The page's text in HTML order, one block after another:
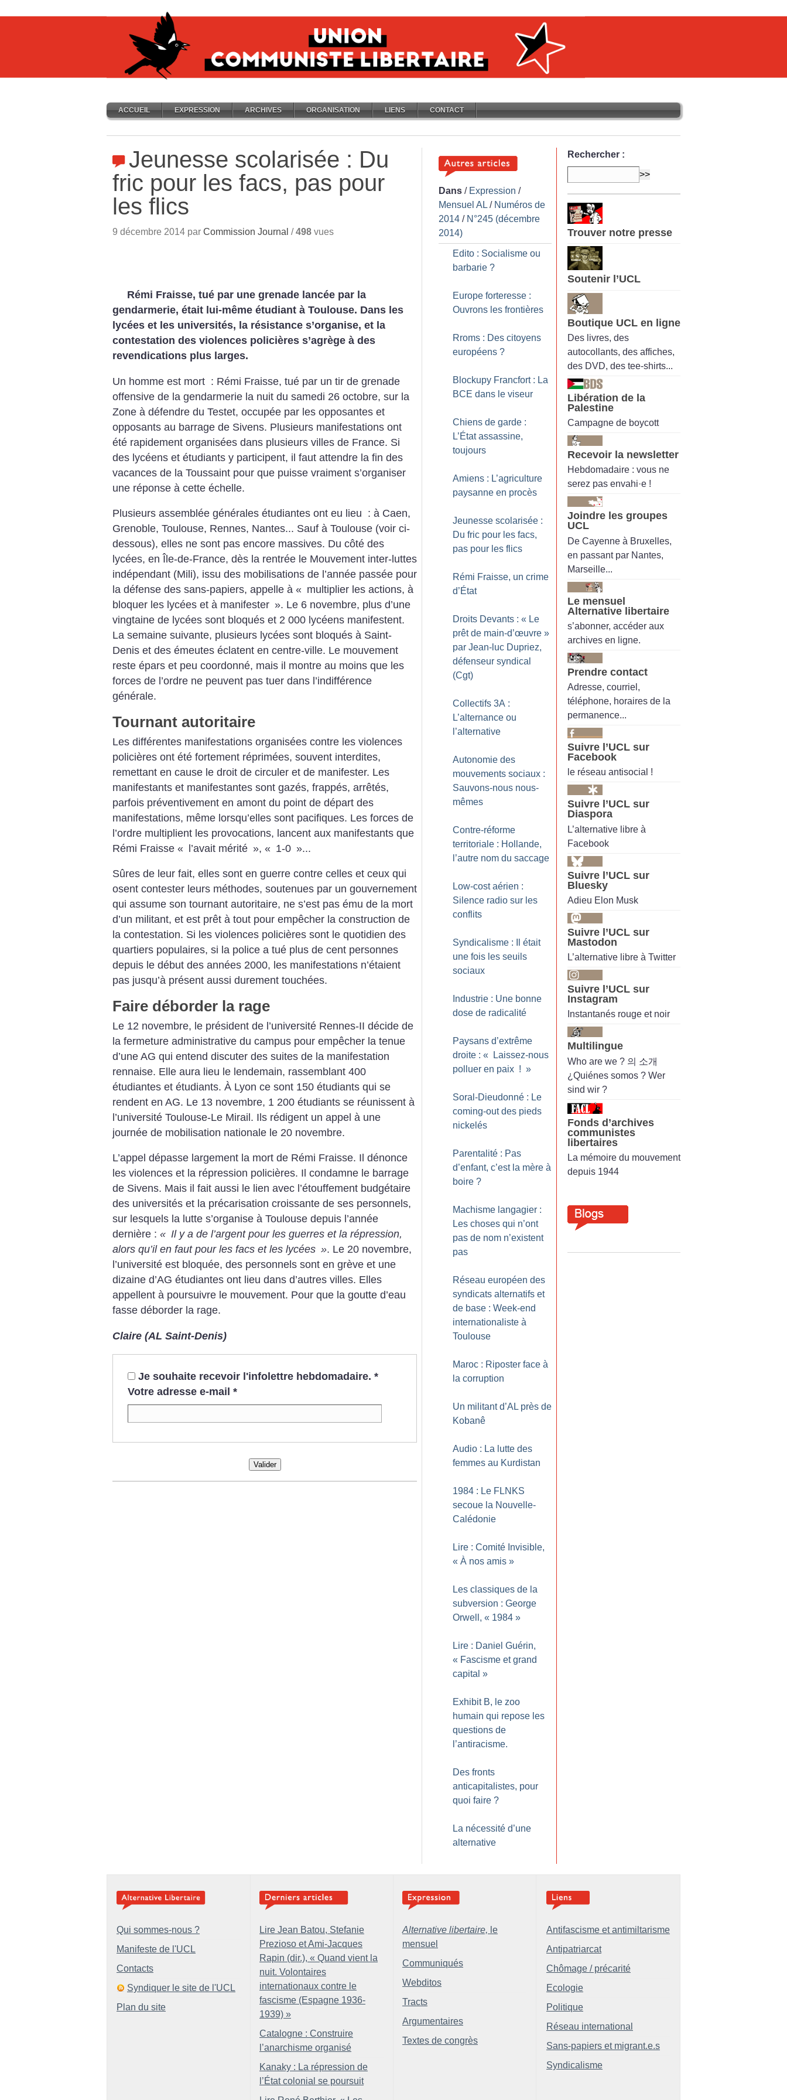
ACCUEIL EXPRESSION ARCHIVES ORGANISATION LIENS CONTACT
Jeunesse scolarisée : Du
fric pour les facs, pas pour
les flics
9 décembre 2014 par Commission Journal /498 vues
Rémi Fraisse, tué par une grenade lancée par la
gendarmerie, était lui-même étudiant à Toulouse. Dans les
lycées et les universités, la résistance s’organise, et la
contestation des violences policières s’agrège à des
revendications plus larges.
Un homme est mort : Rémi Fraisse, tué par un tir de grenade
offensive de la gendarmerie la nuit du samedi 26 octobre, sur la
Zone à défendre du Testet, occupée par les opposantes et
opposants au barrage de Sivens. Plusieurs manifestations ont
été rapidement organisées dans plusieurs villes de France. Si
des lycéens et étudiants y participent, il faut attendre la fin des
vacances de la Toussaint pour que puisse vraiment s’organiser
une réponse à cette échelle.
Plusieurs assemblée générales étudiantes ont eu lieu : à Caen,
Grenoble, Toulouse, Rennes, Nantes... Sauf à Toulouse (voir ci-
dessous), elles ne sont pas encore massives. Du côté des
lycées, en Île-de-France, dès la rentrée le Mouvement inter-luttes
indépendant (Mili), issu des mobilisations de l’année passée pour
la défense des sans-papiers, appelle à « multiplier les actions, à
bloquer les lycées et à manifester ». Le 6 novembre, plus d’une
vingtaine de lycées sont bloqués et 2 000 lycéens manifestent.
La semaine suivante, plusieurs lycées sont bloqués à Saint-
Denis et des émeutes éclatent en centre-ville. Le mouvement
reste épars et peu coordonné, mais il montre au moins que les
forces de l’ordre ne peuvent pas tuer dans l’indifférence
générale.
Tournant autoritaire
Les différentes manifestations organisées contre les violences
policières ont été fortement réprimées, souvent interdites,
remettant en cause le droit de circuler et de manifester. Les
manifestants et manifestantes sont gazés, frappés, arrêtés,
parfois préventivement en amont du point de départ des
manifestations, même lorsqu’elles sont pacifiques. Les forces de
l’ordre multiplient les provocations, lancent aux manifestants que
Rémi Fraisse « l’avait mérité », « 1-0 »...
Sûres de leur fait, elles sont en guerre contre celles et ceux qui
osent contester leurs méthodes, soutenues par un gouvernement
qui assume son tournant autoritaire, ne s’est pas ému de la mort
d’un militant, et est prêt à tout pour empêcher la construction de
la contestation. Si les violences policières sont le quotidien des
quartiers populaires, si la police a tué plus de cent personnes
depuis le début des années 2000, les manifestations n’étaient
pas jusqu’à présent aussi durement touchées.
Faire déborder la rage
Le 12 novembre, le président de l’université Rennes-II décide de
la fermeture administrative du campus pour empêcher la tenue
d’une AG qui entend discuter des suites de la manifestation
rennaise. Elle aura lieu le lendemain, rassemblant 400
étudiantes et étudiants. À Lyon ce sont 150 étudiants qui se
rendent en AG. Le 13 novembre, 1 200 étudiants se réunissent à
l’université Toulouse-Le Mirail. Ils rédigent un appel à une
journée de mobilisation nationale le 20 novembre.
L’appel dépasse largement la mort de Rémi Fraisse. Il dénonce
les violences et la répression policières. Il condamne le barrage
de Sivens. Mais il fait aussi le lien avec l’étouffement budgétaire
des universités et la précarisation croissante de ses personnels,
sur lesquels la lutte s’organise à Toulouse depuis l’année
dernière : « Il y a de l’argent pour les guerres et la répression,
alors qu’il en faut pour les facs et les lycées ». Le 20 novembre,
l’université est bloquée, des personnels sont en grève et une
dizaine d’AG étudiantes ont lieu dans d’autres villes. Elles
appellent à poursuivre le mouvement. Pour que la goutte d’eau
fasse déborder la rage.
Claire (AL Saint-Denis)
Je souhaite recevoir l'infolettre hebdomadaire. *
Votre adresse e-mail *
Valider
Dans / Expression /
Mensuel AL / Numéros de
2014 / N°245 (décembre
2014)
Edito : Socialisme ou
barbarie ?
Europe forteresse :
Ouvrons les frontières
Rroms : Des citoyens
européens ?
Blockupy Francfort : La
BCE dans le viseur
Chiens de garde :
L’État assassine,
toujours
Amiens : L’agriculture
paysanne en procès
Jeunesse scolarisée :
Du fric pour les facs,
pas pour les flics
Rémi Fraisse, un crime
d’État
Droits Devants : « Le
prêt de main-d’œuvre »
par Jean-luc Dupriez,
défenseur syndical
(Cgt)
Collectifs 3A :
L’alternance ou
l’alternative
Autonomie des
mouvements sociaux :
Sauvons-nous nous-
mêmes
Contre-réforme
territoriale : Hollande,
l’autre nom du saccage
Low-cost aérien :
Silence radio sur les
conflits
Syndicalisme : Il était
une fois les seuils
sociaux
Industrie : Une bonne
dose de radicalité
Paysans d’extrême
droite : «
Laissez-nous
polluer en paix ! »
Soral-Dieudonné : Le
coming-out des pieds
nickelés
Parentalité : Pas
d’enfant, c’est la mère à
boire ?
Machisme langagier :
Les choses qui n’ont
pas de nom n’existent
pas
Réseau européen des
syndicats alternatifs et
de base : Week-end
internationaliste à
Toulouse
Maroc : Riposter face à
la corruption
Un militant d’AL près de
Kobanê
Audio : La lutte des
femmes au Kurdistan
1984 : Le FLNKS
secoue la Nouvelle-
Calédonie
Lire : Comité Invisible,
« À nos amis »
Les classiques de la
subversion : George
Orwell, « 1984 »
Lire : Daniel Guérin,
« Fascisme et grand
capital »
Exhibit B, le zoo
humain qui repose les
questions de
l’antiracisme.
Des fronts
anticapitalistes, pour
quoi faire ?
La nécessité d’une
alternative
Rechercher :
Trouver notre presse
Soutenir l’UCL
Boutique UCL en ligne
Des livres, des
autocollants, des affiches,
des DVD, des tee-shirts...
Libération de la
Palestine
Campagne de boycott
Recevoir la newsletter
Hebdomadaire : vous ne
serez pas envahi·e !
Joindre les groupes
UCL
De Cayenne à Bruxelles,
en passant par Nantes,
Marseille...
Le mensuel
Alternative libertaire
s’abonner, accéder aux
archives en ligne.
Prendre contact
Adresse, courriel,
téléphone, horaires de la
permanence...
Suivre l’UCL sur
Facebook
le réseau antisocial !
Suivre l’UCL sur
Diaspora
L’alternative libre à
Facebook
Suivre l’UCL sur
Bluesky
Adieu Elon Musk
Suivre l’UCL sur
Mastodon
L’alternative libre à Twitter
Suivre l’UCL sur
Instagram
Instantanés rouge et noir
Multilingue
Who are we ? 의 소개
¿Quiénes somos ? Wer
sind wir ?
Fonds d’archives
communistes
libertaires
La mémoire du mouvement
depuis 1944
Qui sommes-nous ?
Manifeste de l'UCL
Contacts
Syndiquer le site de l'UCL
Plan du site
Lire Jean Batou, Stefanie
Prezioso et Ami-Jacques
Rapin (dir.), « Quand vient la
nuit. Volontaires
internationaux contre le
fascisme (Espagne 1936-
1939) »
Catalogne : Construire
l’anarchisme organisé
Kanaky : La répression de
l’État colonial se poursuit
Alternative libertaire, le
mensuel
Communiqués
Webditos
Tracts
Argumentaires
Textes de congrès
Antifascisme et antimiltarisme
Antipatriarcat
Chômage / précarité
Ecologie
Politique
Réseau international
Sans-papiers et migrant.e.s
Syndicalisme